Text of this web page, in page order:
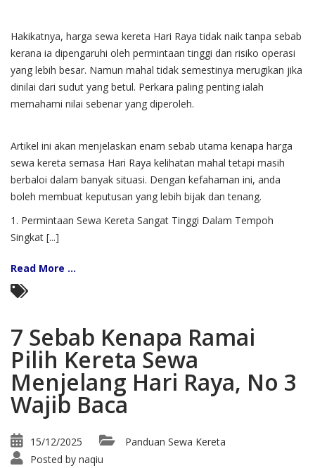
Hakikatnya, harga sewa kereta Hari Raya tidak naik tanpa sebab
kerana ia dipengaruhi oleh permintaan tinggi dan risiko operasi
yang lebih besar. Namun mahal tidak semestinya merugikan jika
dinilai dari sudut yang betul. Perkara paling penting ialah
memahami nilai sebenar yang diperoleh.
Artikel ini akan menjelaskan enam sebab utama kenapa harga
sewa kereta semasa Hari Raya kelihatan mahal tetapi masih
berbaloi dalam banyak situasi. Dengan kefahaman ini, anda
boleh membuat keputusan yang lebih bijak dan tenang.
1. Permintaan Sewa Kereta Sangat Tinggi Dalam Tempoh
Singkat [...]
Read More ...
7 Sebab Kenapa Ramai
Pilih Kereta Sewa
Menjelang Hari Raya, No 3
Wajib Baca
15/12/2025
Panduan Sewa Kereta
Posted by naqiu